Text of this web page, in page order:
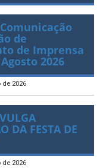
de
de Imprensa
2026
DA FESTA DE